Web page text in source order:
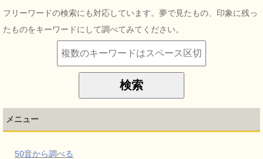
フリーワードの検索にも対応しています。夢で見たもの、印象に残っ
たものをキーワードにして調べてみてください。
メニュー
50音から調べる